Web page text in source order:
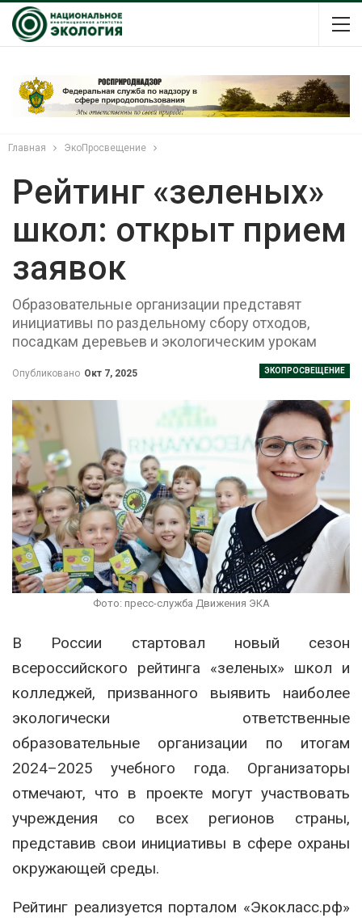
Главная ЭкоПросвещение
Рейтинг «зеленых»
школ: открыт прием
заявок
Образовательные организации представят
инициативы по раздельному сбору отходов,
посадкам деревьев и экологическим урокам
ЭКОПРОСВЕЩЕНИЕ
Опубликовано Окт 7, 2025
Фото: пресс-служба Движения ЭКА
В России стартовал новый сезон
всероссийского рейтинга «зеленых» школ и
колледжей, призванного выявить наиболее
экологически ответственные
образовательные организации по итогам
2024–2025 учебного года. Организаторы
отмечают, что в проекте могут участвовать
учреждения со всех регионов страны,
представив свои инициативы в сфере охраны
окружающей среды.
Рейтинг реализуется порталом «Экокласс.рф»